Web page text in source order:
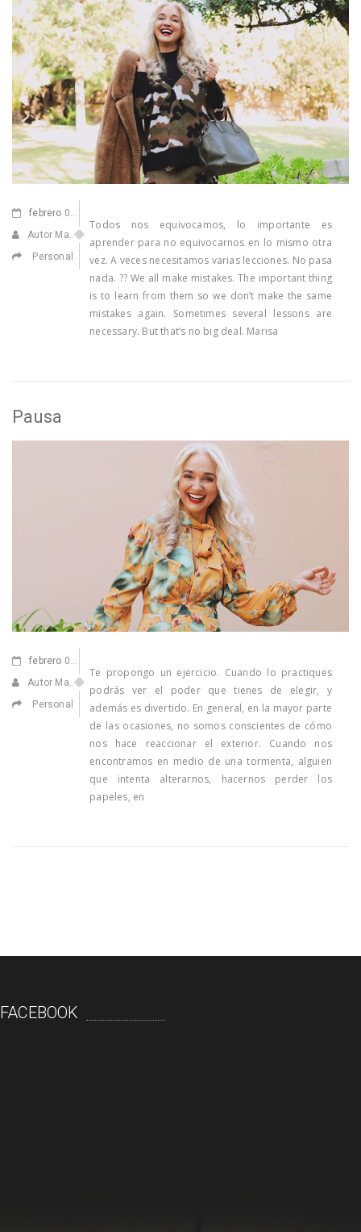
febrero 03,2021
Autor Marisa Navarro
Personal
Todos nos equivocamos, lo importante es
aprender para no equivocarnos en lo mismo otra
vez. A veces necesitamos varias lecciones. No pasa
nada. ?? We all make mistakes. The important thing
is to learn from them so we don’t make the same
mistakes again. Sometimes several lessons are
necessary. But that’s no big deal. Marisa
Pausa
febrero 03,2021
Autor Marisa Navarro
Personal
Te propongo un ejercicio. Cuando lo practiques
podrás ver el poder que tienes de elegir, y
además es divertido. En general, en la mayor parte
de las ocasiones, no somos conscientes de cómo
nos hace reaccionar el exterior. Cuando nos
encontramos en medio de una tormenta, alguien
que intenta alterarnos, hacernos perder los
papeles, en
FACEBOOK